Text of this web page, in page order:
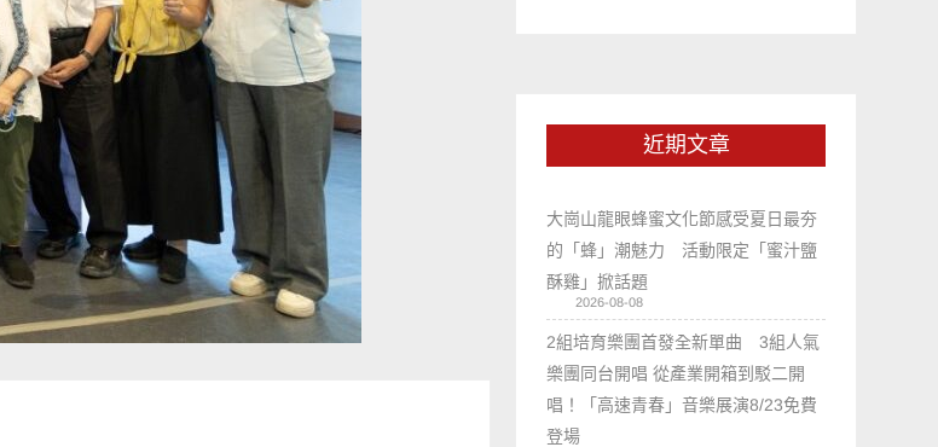
近期文章
大崗山龍眼蜂蜜文化節感受夏日最夯
的「蜂」潮魅力 活動限定「蜜汁鹽
酥雞」掀話題
2026-08-08
2組培育樂團首發全新單曲 3組人氣
樂團同台開唱 從產業開箱到駁二開
唱！「高速青春」音樂展演8/23免費
登場